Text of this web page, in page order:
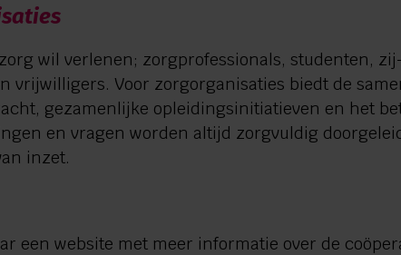
wil verlenen; zorgprofessionals, studenten,
vrijwilligers. Voor zorgorganisaties biedt de
gezamenlijke opleidingsinitiatieven en het
en vragen worden altijd zorgvuldig
inzet.
een website met meer informatie over de